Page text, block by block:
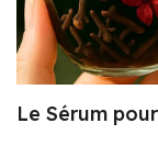
Le Sérum